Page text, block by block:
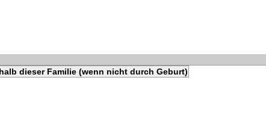
dieser Familie (wenn nicht durch Geburt)